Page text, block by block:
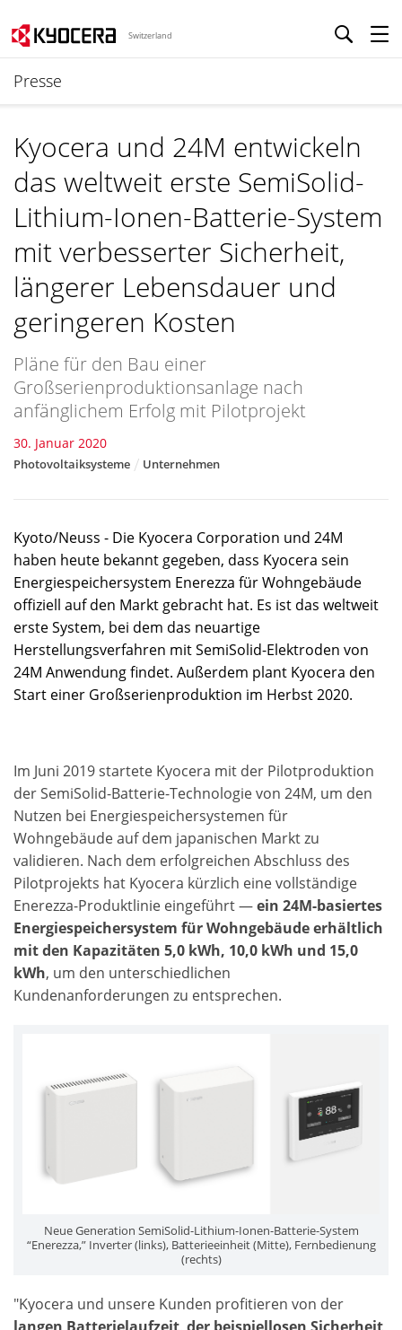
Switzerland
Presse
Kyocera und 24M entwickeln
das weltweit erste SemiSolid-
Lithium-Ionen-Batterie-System
mit verbesserter Sicherheit,
längerer Lebensdauer und
geringeren Kosten
Pläne für den Bau einer
Großserienproduktionsanlage nach
anfänglichem Erfolg mit Pilotprojekt
30. Januar 2020
Photovoltaiksysteme Unternehmen
Kyoto/Neuss - Die Kyocera Corporation und 24M
haben heute bekannt gegeben, dass Kyocera sein
Energiespeichersystem Enerezza für Wohngebäude
offiziell auf den Markt gebracht hat. Es ist das weltweit
erste System, bei dem das neuartige
Herstellungsverfahren mit SemiSolid-Elektroden von
24M Anwendung findet. Außerdem plant Kyocera den
Start einer Großserienproduktion im Herbst 2020.
Im Juni 2019 startete Kyocera mit der Pilotproduktion
der SemiSolid-Batterie-Technologie von 24M, um den
Nutzen bei Energiespeichersystemen für
Wohngebäude auf dem japanischen Markt zu
validieren. Nach dem erfolgreichen Abschluss des
Pilotprojekts hat Kyocera kürzlich eine vollständige
Enerezza-Produktlinie eingeführt —ein 24M-basiertes
Energiespeichersystem für Wohngebäude erhältlich
mit den Kapazitäten 5,0 kWh, 10,0 kWh und 15,0
kWh, um den unterschiedlichen
Kundenanforderungen zu entsprechen.
Neue Generation SemiSolid-Lithium-Ionen-Batterie-System
“Enerezza,” Inverter (links), Batterieeinheit (Mitte), Fernbedienung
(rechts)
"Kyocera und unsere Kunden profitieren von der